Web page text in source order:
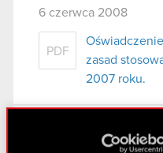
6 czerwca 2008
PDF
zasad
2007 roku.
Raport bieżący